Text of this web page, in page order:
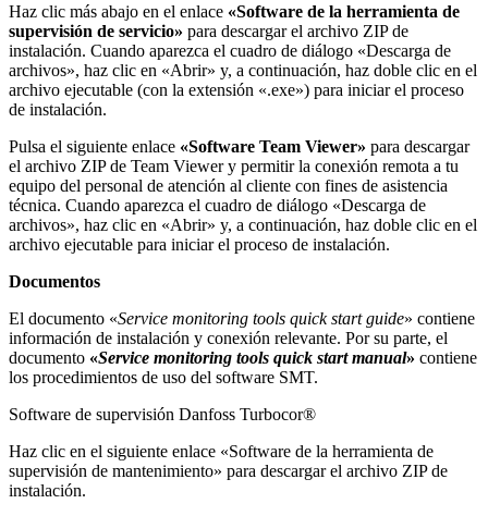
Haz clic más abajo en el enlace «Software de la herramienta de
supervisión de servicio» para descargar el archivo ZIP de
instalación. Cuando aparezca el cuadro de diálogo «Descarga de
archivos», haz clic en «Abrir» y, a continuación, haz doble clic en el
archivo ejecutable (con la extensión «.exe») para iniciar el proceso
de instalación.
Pulsa el siguiente enlace «Software Team Viewer» para descargar
el archivo ZIP de Team Viewer y permitir la conexión remota a tu
equipo del personal de atención al cliente con fines de asistencia
técnica. Cuando aparezca el cuadro de diálogo «Descarga de
archivos», haz clic en «Abrir» y, a continuación, haz doble clic en el
archivo ejecutable para iniciar el proceso de instalación.
Documentos
El documento «Service monitoring tools quick start guide» contiene
información de instalación y conexión relevante. Por su parte, el
documento «Service monitoring tools quick start manual» contiene
los procedimientos de uso del software SMT.
Software de supervisión Danfoss Turbocor®
Haz clic en el siguiente enlace «Software de la herramienta de
supervisión de mantenimiento» para descargar el archivo ZIP de
instalación.